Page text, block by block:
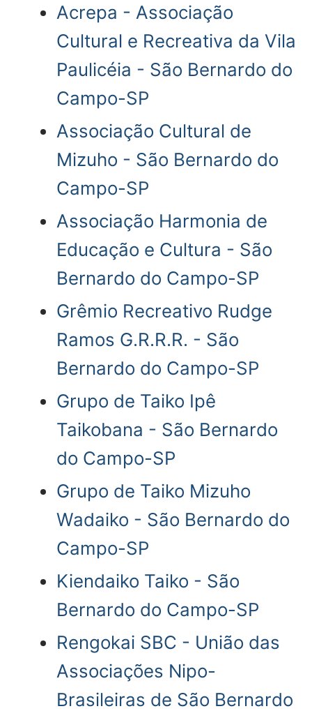
Acrepa - Associação
Cultural e Recreativa da Vila
Paulicéia - São Bernardo do
Campo-SP
Associação Cultural de
Mizuho - São Bernardo do
Campo-SP
Associação Harmonia de
Educação e Cultura - São
Bernardo do Campo-SP
Grêmio Recreativo Rudge
Ramos G.R.R.R. - São
Bernardo do Campo-SP
Grupo de Taiko Ipê
Taikobana - São Bernardo
do Campo-SP
Grupo de Taiko Mizuho
Wadaiko - São Bernardo do
Campo-SP
Kiendaiko Taiko - São
Bernardo do Campo-SP
Rengokai SBC - União das
Associações Nipo-
Brasileiras de São Bernardo